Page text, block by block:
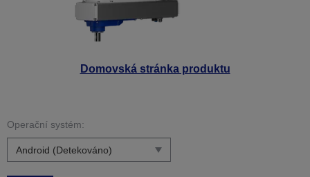
Domovská stránka produktu
Operační systém: